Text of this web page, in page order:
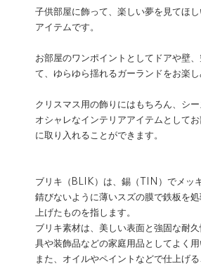
子供部屋に飾って、楽しい夢を見てほ
アイテムです。
お部屋のワンポイントとしてドアや壁
て、ゆらゆら揺れるガーランドをお楽し
クリスマス用の飾りにはもちろん、シ
オシャレなインテリアアイテムとして
に取り入れることができます。
ブリキ（BLIK）は、錫（TIN）でメッ
錆びないように薄いスズの膜で鉄板を
上げたものを指します。
ブリキ素材は、美しい表面と強固な耐
具や装飾品などの家庭用品としてよく用
また、オイルやペイントなどで仕上げ